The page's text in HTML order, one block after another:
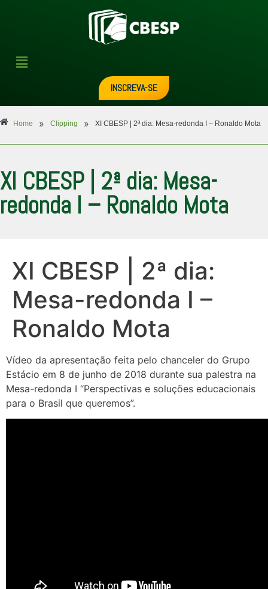
INSCREVA-SE
Home » Clipping » XI CBESP | 2ª dia: Mesa-redonda I – Ronaldo Mota
XI CBESP | 2ª dia: Mesa-
redonda I – Ronaldo Mota
XI CBESP | 2ª dia:
Mesa-redonda I –
Ronaldo Mota
Vídeo da apresentação feita pelo chanceler do Grupo
Estácio em 8 de junho de 2018 durante sua palestra na
Mesa-redonda I “Perspectivas e soluções educacionais
para o Brasil que queremos”.